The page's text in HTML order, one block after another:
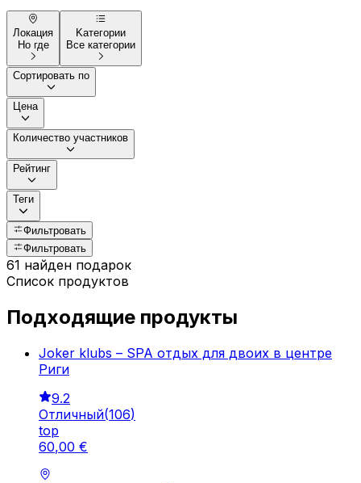
Локация
Но где
Kатегории
Все категории
Сортировать по
Цена
Количество участников
Рейтинг
Теги
Фильтровать
Фильтровать
61 найден подарок
Список продуктов
Подходящие продукты
Joker klubs – SPA отдых для двоих в центре
Риги
9.2
Отличный(106)
top
60,00 €